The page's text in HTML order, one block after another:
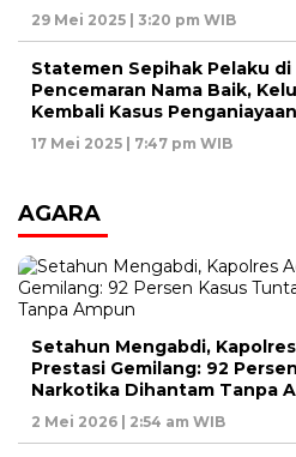
29 Mei 2025 | 3:20 pm WIB
Statemen Sepihak Pelaku di
Pencemaran Nama Baik,
Kembali Kasus Penganiayaan
17 Mei 2025 | 7:47 pm WIB
AGARA
Setahun Mengabdi,
Prestasi Gemilang: 92
Narkotika Dihantam Tanpa
2 Mei 2026 | 2:54 am WIB